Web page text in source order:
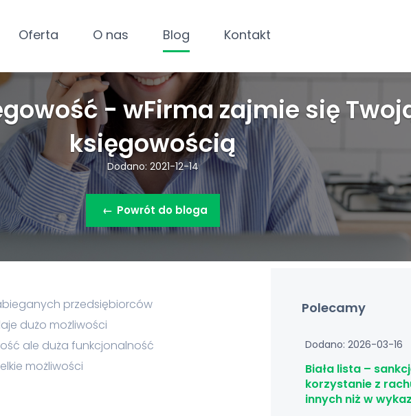
Oferta O nas Blog Kontakt
- wFirma zajmie się
księgowością
Dodano: 2021-12-14
← Powrót do bloga
przedsiębiorców
dużo możliwości
ale duża funkcjonalność
możliwości
Polecamy
Dodano: 2026-03-16
Biała lista –
korzystanie z
innych niż w